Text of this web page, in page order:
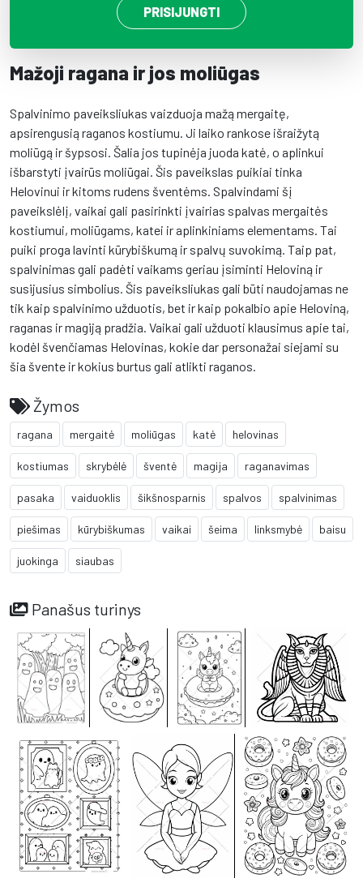
PRISIJUNGTI
Mažoji ragana ir jos moliūgas
Spalvinimo paveiksliukas vaizduoja mažą mergaitę,
apsirengusią raganos kostiumu. Ji laiko rankose išraižytą
moliūgą ir šypsosi. Šalia jos tupinėja juoda katė, o aplinkui
išbarstyti įvairūs moliūgai. Šis paveikslas puikiai tinka
Helovinui ir kitoms rudens šventėms. Spalvindami šį
paveikslėlį, vaikai gali pasirinkti įvairias spalvas mergaitės
kostiumui, moliūgams, katei ir aplinkiniams elementams. Tai
puiki proga lavinti kūrybiškumą ir spalvų suvokimą. Taip pat,
spalvinimas gali padėti vaikams geriau įsiminti Heloviną ir
susijusius simbolius. Šis paveiksliukas gali būti naudojamas ne
tik kaip spalvinimo užduotis, bet ir kaip pokalbio apie Heloviną,
raganas ir magiją pradžia. Vaikai gali užduoti klausimus apie tai,
kodėl švenčiamas Helovinas, kokie dar personažai siejami su
šia švente ir kokius burtus gali atlikti raganos.
Žymos
ragana mergaitė moliūgas katė helovinas
kostiumas skrybėlė šventė magija raganavimas
pasaka vaiduoklis šikšnosparnis spalvos spalvinimas
piešimas kūrybiškumas vaikai šeima linksmybė baisu
juokinga siaubas
Panašus turinys